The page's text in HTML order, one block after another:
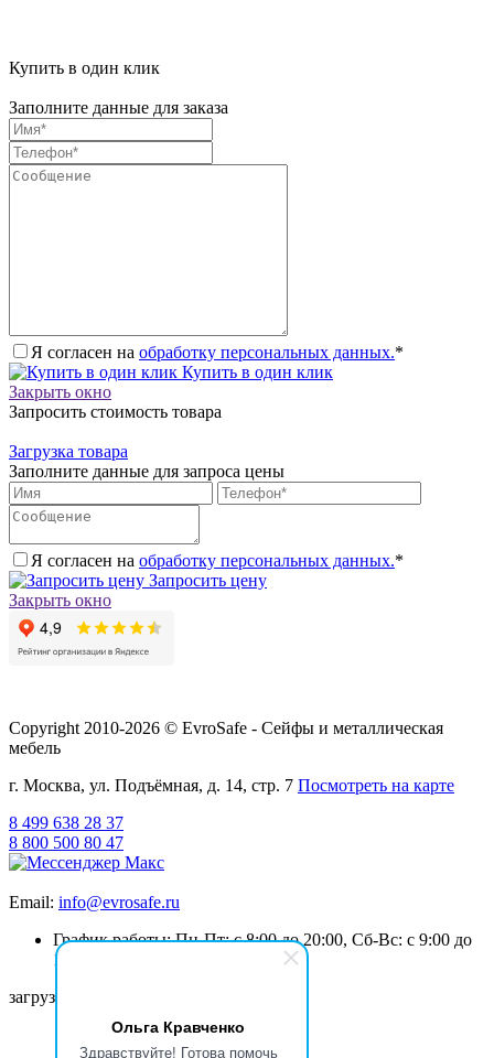
Ольга Кравченко
Здравствуйте! Готова помочь
Купить в один клик
Заполните данные для заказа
Я согласен на обработку персональных данных.*
Купить в один клик
Закрыть окно
Запросить стоимость товара
Загрузка товара
Заполните данные для запроса цены
Я согласен на обработку персональных данных.*
Запросить цену
Закрыть окно
Copyright 2010-2026 © EvroSafe - Сейфы и металлическая
мебель
г. Москва, ул. Подъёмная, д. 14, стр. 7 Посмотреть на карте
8 499 638 28 37
8 800 500 80 47
Email: info@evrosafe.ru
График работы: Пн-Пт: с 8:00 до 20:00, Сб-Вс: с 9:00 до
19:00
загрузка карты...